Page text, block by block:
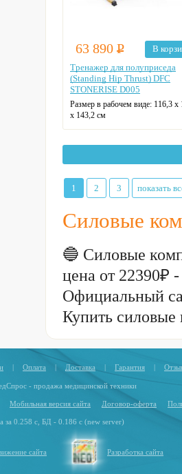
63 890 Р
В
Тренажер для полуприседа
(Standing Hip Thrust) DFC
STONERISE D005
Размер в рабочем виде: 116,3 х
х 143,2 см
Размер сиденья:32 х 26 см
Гарантия:
12 месяцев
1 2 3 показать
Силовые
🔵 Силовые
цена от 22390₽
Официальный
Купить
| Оплата | Доставка | Гарантия |
- продажа медицинской техники
Мобильная версия сайта Договор-оферта
за 0.258 с, БД - 0.186 с (new server)
сайта Разработка сайта